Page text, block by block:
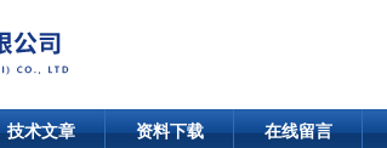
技术文章 资料下载 在线留言